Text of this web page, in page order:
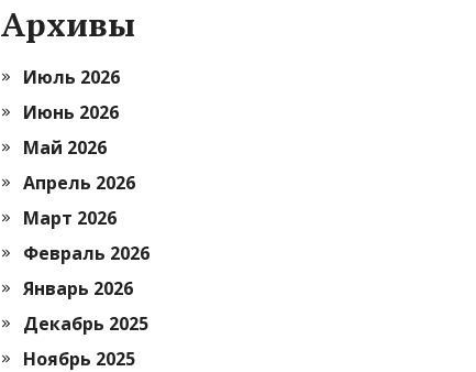
Архивы
Июль 2026
Июнь 2026
Май 2026
Апрель 2026
Март 2026
Февраль 2026
Январь 2026
Декабрь 2025
Ноябрь 2025